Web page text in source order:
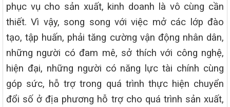
phục vụ cho sản xuất, kinh doanh là vô cùng cần
thiết. Vì vậy, song song với việc mở các lớp đào
tạo, tập huấn, phải tăng cường vận động nhân dân,
những người có đam mê, sở thích với công nghệ,
hiện đại, những người có năng lực tài chính cùng
góp sức, hỗ trợ trong quá trình thực hiện chuyển
đổi số ở địa phương hỗ trợ cho quá trình sản xuất,